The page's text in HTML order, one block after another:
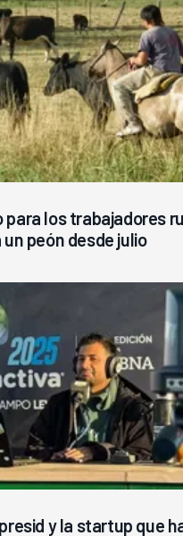
para los trabajadores
peón desde julio
y la startup que